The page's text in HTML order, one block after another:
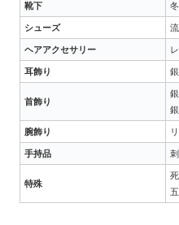
靴下
シューズ
ヘアアクセサリー
耳飾り
首飾り
腕飾り
手持品
特殊